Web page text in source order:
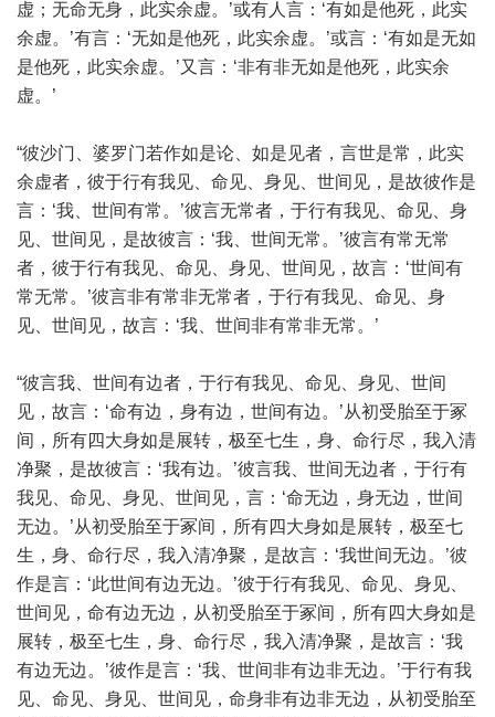
虚；无命无身，此实余虚。’或有人言：‘有如是他死，此实
余虚。’有言：‘无如是他死，此实余虚。’或言：‘有如是无如
是他死，此实余虚。’又言：‘非有非无如是他死，此实余
虚。’
“彼沙门、婆罗门若作如是论、如是见者，言世是常，此实
余虚者，彼于行有我见、命见、身见、世间见，是故彼作是
言：‘我、世间有常。’彼言无常者，于行有我见、命见、身
见、世间见，是故彼言：‘我、世间无常。’彼言有常无常
者，彼于行有我见、命见、身见、世间见，故言：‘世间有
常无常。’彼言非有常非无常者，于行有我见、命见、身
见、世间见，故言：‘我、世间非有常非无常。’
“彼言我、世间有边者，于行有我见、命见、身见、世间
见，故言：‘命有边，身有边，世间有边。’从初受胎至于冢
间，所有四大身如是展转，极至七生，身、命行尽，我入清
净聚，是故彼言：‘我有边。’彼言我、世间无边者，于行有
我见、命见、身见、世间见，言：‘命无边，身无边，世间
无边。’从初受胎至于冢间，所有四大身如是展转，极至七
生，身、命行尽，我入清净聚，是故言：‘我世间无边。’彼
作是言：‘此世间有边无边。’彼于行有我见、命见、身见、
世间见，命有边无边，从初受胎至于冢间，所有四大身如是
展转，极至七生，身、命行尽，我入清净聚，是故言：‘我
有边无边。’彼作是言：‘我、世间非有边非无边。’于行有我
见、命见、身见、世间见，命身非有边非无边，从初受胎至